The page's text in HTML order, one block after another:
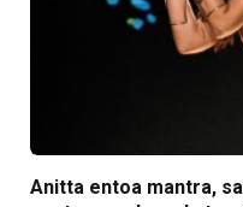
Anitta entoa mantra,